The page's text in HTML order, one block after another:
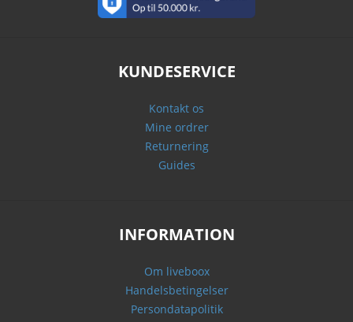
KUNDESERVICE
Kontakt os
Mine ordrer
Returnering
Guides
INFORMATION
Om liveboox
Handelsbetingelser
Persondatapolitik